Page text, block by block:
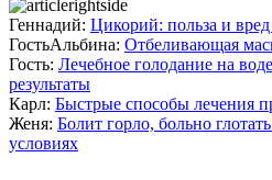
Геннадий: Цикорий: польза и
ГостьАльбина: Отбеливающая
Гость: Лечебное голодание на
результаты
Карл: Быстрые способы лечения
Женя: Болит горло, больно
условиях